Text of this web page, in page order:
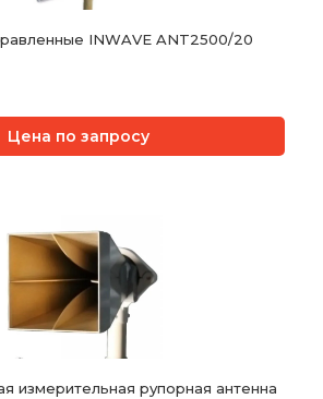
INWAVE ANT2500/20
Цена по запросу
измерительная рупорная антенна